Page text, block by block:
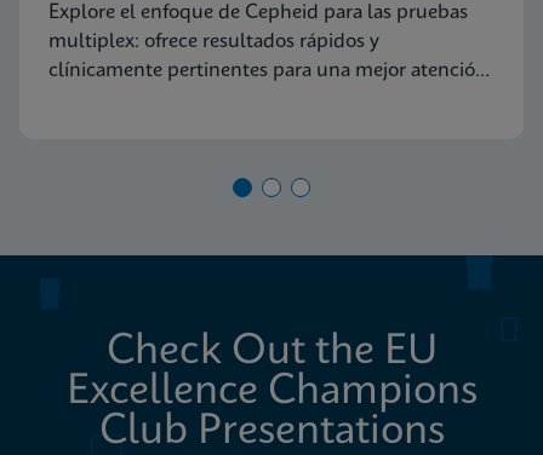
Explore el enfoque de Cepheid para las pruebas
multiplex: ofrece resultados rápidos y
clínicamente pertinentes para una mejor atención
Check Out the EU
Excellence Champions
Club Presentations